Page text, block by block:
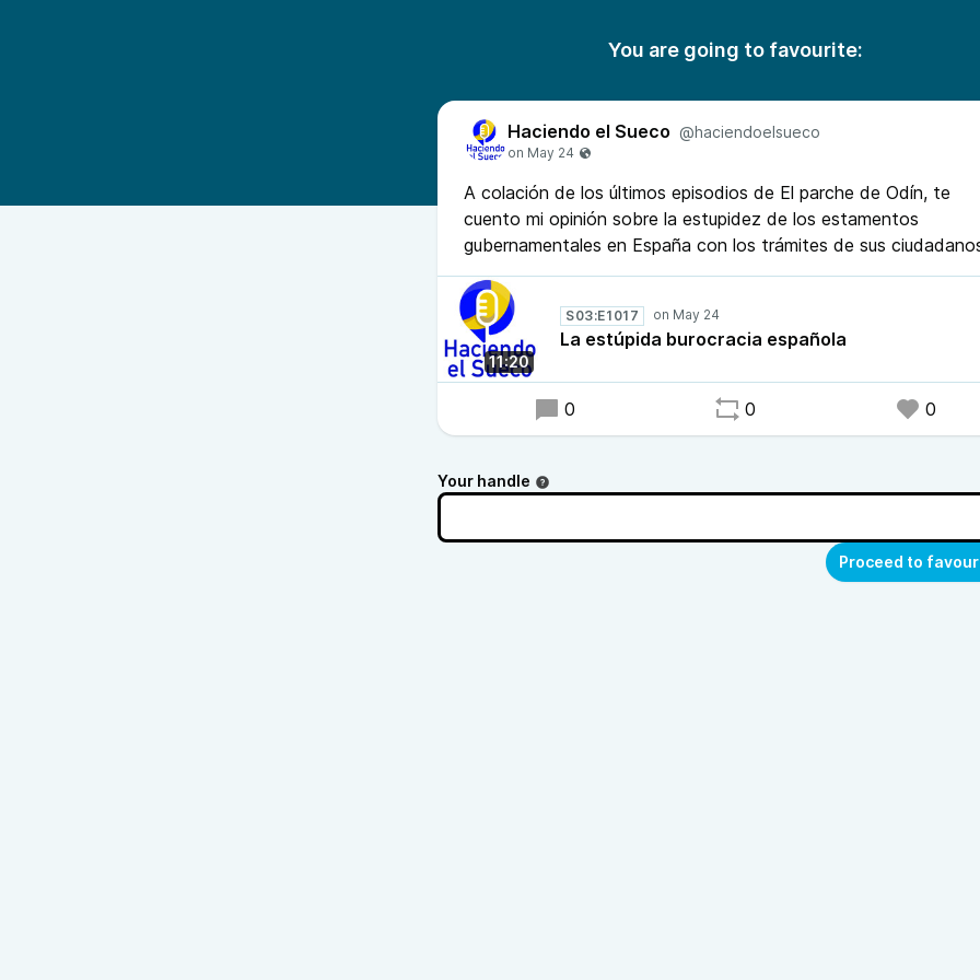
You are going to favourite:
Haciendo el Sueco @haciendoelsueco
A colación de los últimos episodios de El parche de Odín, te
cuento mi opinión sobre la estupidez de los estamentos
gubernamentales en España con los trámites de sus
11:20
S03:E1017
La estúpida burocracia española
0 0 0
Your handle
Proceed to